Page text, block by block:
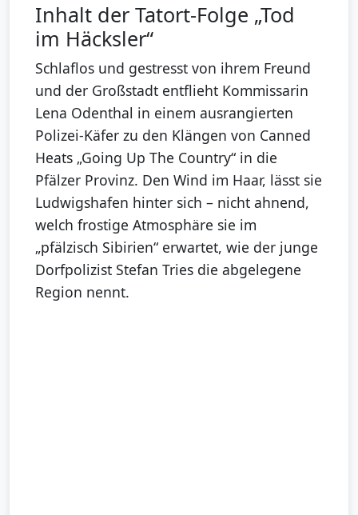
Inhalt der Tatort-Folge „Tod
im Häcksler“
Schlaflos und gestresst von ihrem Freund
und der Großstadt entflieht Kommissarin
Lena Odenthal in einem ausrangierten
Polizei-Käfer zu den Klängen von Canned
Heats „Going Up The Country“ in die
Pfälzer Provinz. Den Wind im Haar, lässt sie
Ludwigshafen hinter sich – nicht ahnend,
welch frostige Atmosphäre sie im
„pfälzisch Sibirien“ erwartet, wie der junge
Dorfpolizist Stefan Tries die abgelegene
Region nennt.